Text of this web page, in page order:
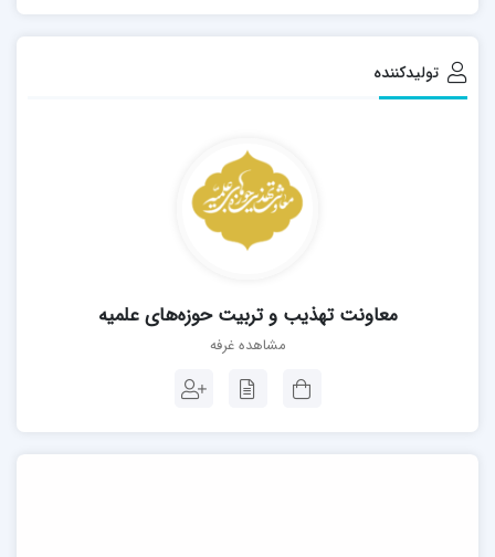
تولیدکننده
معاونت تهذیب و تربیت حوزه‌های علمیه
مشاهده غرفه